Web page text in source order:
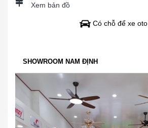
Xem bản đồ
Có chỗ để xe oto
SHOWROOM NAM ĐỊNH